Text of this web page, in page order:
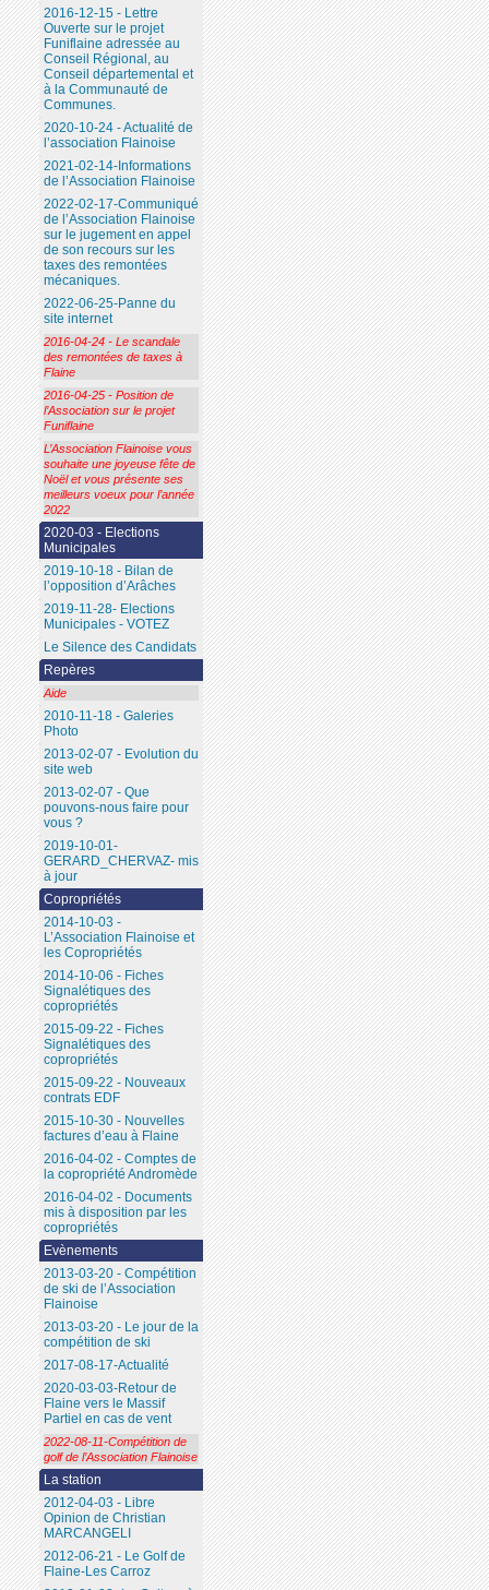
2016-12-15 - Lettre
Ouverte sur le projet
Funiflaine adressée au
Conseil Régional, au
Conseil départemental et
à la Communauté de
Communes.
2020-10-24 - Actualité de
l’association Flainoise
2021-02-14-Informations
de l’Association Flainoise
2022-02-17-Communiqué
de l’Association Flainoise
sur le jugement en appel
de son recours sur les
taxes des remontées
mécaniques.
2022-06-25-Panne du
site internet
2016-04-24 - Le scandale
des remontées de taxes à
Flaine
2016-04-25 - Position de
l’Association sur le projet
Funiflaine
L’Association Flainoise vous
souhaite une joyeuse fête de
Noël et vous présente ses
meilleurs voeux pour l’année
2022
2020-03 - Elections
Municipales
2019-10-18 - Bilan de
l’opposition d’Arâches
2019-11-28- Elections
Municipales - VOTEZ
Le Silence des Candidats
Repères
Aide
2010-11-18 - Galeries
Photo
2013-02-07 - Evolution du
site web
2013-02-07 - Que
pouvons-nous faire pour
vous ?
2019-10-01-
GERARD_CHERVAZ- mis
à jour
Copropriétés
2014-10-03 -
L’Association Flainoise et
les Copropriétés
2014-10-06 - Fiches
Signalétiques des
copropriétés
2015-09-22 - Fiches
Signalétiques des
copropriétés
2015-09-22 - Nouveaux
contrats EDF
2015-10-30 - Nouvelles
factures d’eau à Flaine
2016-04-02 - Comptes de
la copropriété Andromède
2016-04-02 - Documents
mis à disposition par les
copropriétés
Evènements
2013-03-20 - Compétition
de ski de l’Association
Flainoise
2013-03-20 - Le jour de la
compétition de ski
2017-08-17-Actualité
2020-03-03-Retour de
Flaine vers le Massif
Partiel en cas de vent
2022-08-11-Compétition de
golf de l’Association Flainoise
La station
2012-04-03 - Libre
Opinion de Christian
MARCANGELI
2012-06-21 - Le Golf de
Flaine-Les Carroz